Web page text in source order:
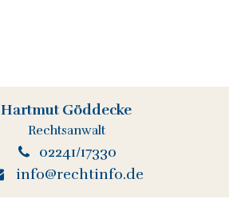
Hartmut Göddecke
Rechtsanwalt
02241/17330
info@rechtinfo.de